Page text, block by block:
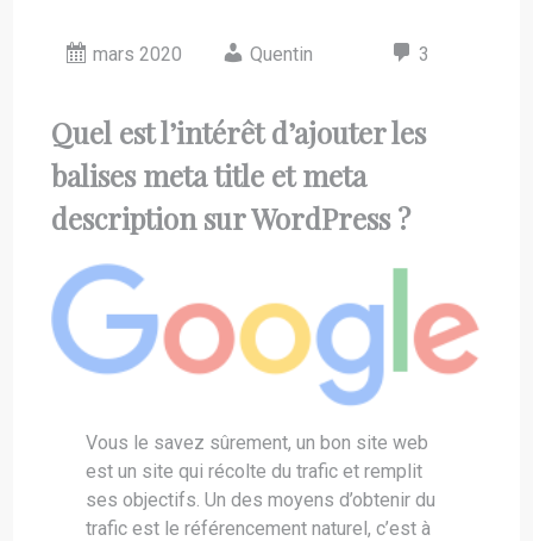
mars 2020 Quentin 3
Quel est l’intérêt d’ajouter les
balises meta title et meta
description sur WordPress ?
Vous le savez sûrement, un bon site web
est un site qui récolte du trafic et remplit
ses objectifs. Un des moyens d’obtenir du
trafic est le référencement naturel, c’est à